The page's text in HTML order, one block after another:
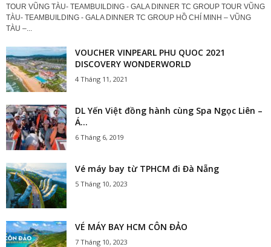
TOUR VŨNG TÀU- TEAMBUILDING - GALA DINNER TC GROUP TOUR VŨNG
TÀU- TEAMBUILDING - GALA DINNER TC GROUP HỒ CHÍ MINH – VŨNG
TÀU –...
VOUCHER VINPEARL PHU QUOC 2021
DISCOVERY WONDERWORLD
4 Tháng 11, 2021
DL Yến Việt đồng hành cùng Spa Ngọc Liên –
Á...
6 Tháng 6, 2019
Vé máy bay từ TPHCM đi Đà Nẵng
5 Tháng 10, 2023
VÉ MÁY BAY HCM CÔN ĐẢO
7 Tháng 10, 2023